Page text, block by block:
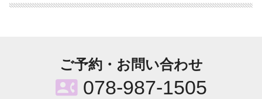
ご予約・お問い合わせ
contact_phone078-987-1505